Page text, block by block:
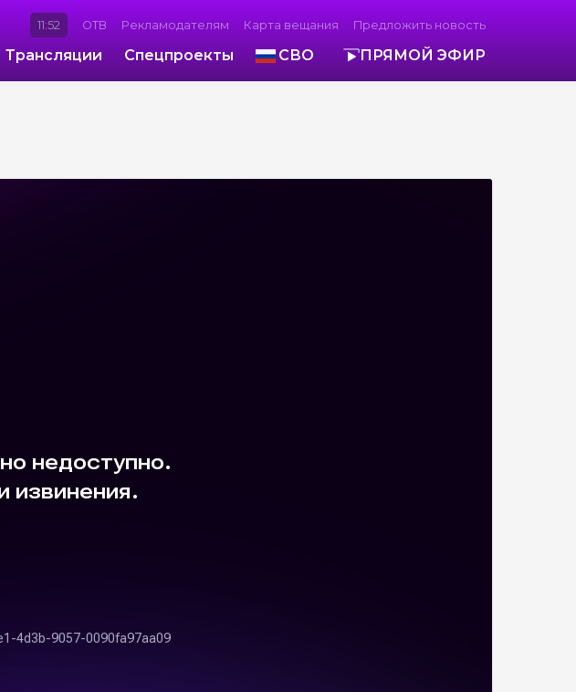
11:52 ОТВ Рекламодателям Карта вещания Предложить новость
Трансляции Спецпроекты СВО ПРЯМОЙ ЭФИР